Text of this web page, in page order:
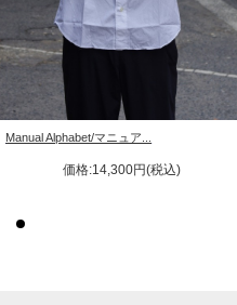
Manual Alphabet/マニュア...
価格:14,300円(税込)